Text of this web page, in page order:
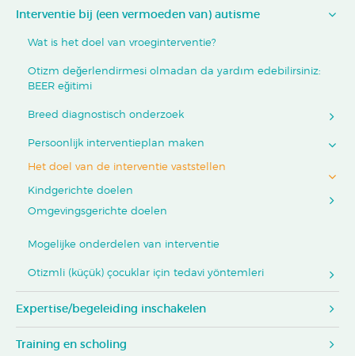
Interventie bij (een vermoeden van) autisme
Wat is het doel van vroeginterventie?
Otizm değerlendirmesi olmadan da yardım edebilirsiniz:
BEER eğitimi
Breed diagnostisch onderzoek
Persoonlijk interventieplan maken
Het doel van de interventie vaststellen
Kindgerichte doelen
Omgevingsgerichte doelen
Mogelijke onderdelen van interventie
Otizmli (küçük) çocuklar için tedavi yöntemleri
Expertise/begeleiding inschakelen
Training en scholing